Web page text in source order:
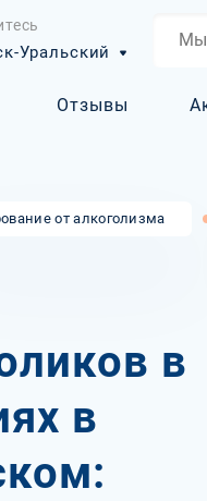
Уральский
Отзывы
от алкоголизма
в
в